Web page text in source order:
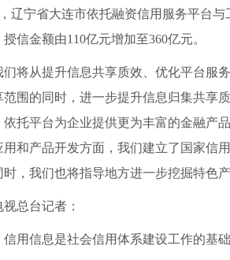
辽宁省大连市依托融资信用服务平台
信金额由110亿元增加至360亿元。
从提升信息共享质效、优化平台服务
围的同时，进一步提升信息归集共享
托平台为企业提供更为丰富的金融产
和产品开发方面，我们建立了国家信
时，我们也将指导地方进一步挖掘特色
总台记者：
信息是社会信用体系建设工作的基础